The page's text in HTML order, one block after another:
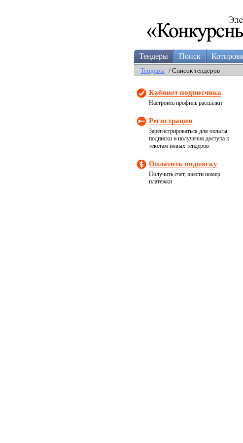
Тендеры Поиск
Тендеры / Список тендеров
Кабинет подписчика
Настроить профиль рассылки
Регистрация
Зарегистрироваться для оплаты
подписки и получения доступа к
текстам новых тендеров
Оплатить подписку
Получить счет, ввести номер
платежки